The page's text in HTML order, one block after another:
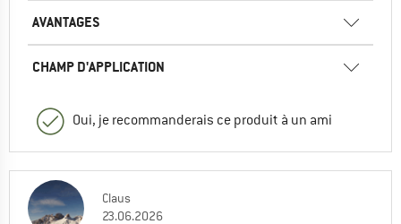
AVANTAGES
CHAMP D'APPLICATION
Oui, je recommanderais ce produit à un ami
Claus
23.06.2026